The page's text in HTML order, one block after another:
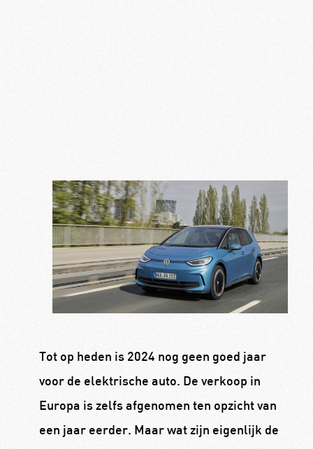
Tot op heden is 2024 nog geen goed jaar
voor de elektrische auto. De verkoop in
Europa is zelfs afgenomen ten opzicht van
een jaar eerder. Maar wat zijn eigenlijk de